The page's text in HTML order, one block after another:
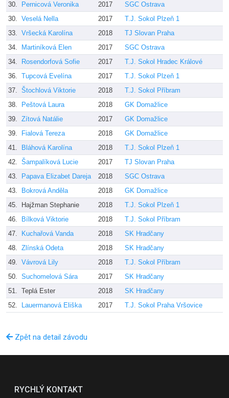
30.
Pernicová Veronika 2017
SGC Ostrava
30. Veselá Nella 2017
T.J. Sokol Plzeň 1
33. Vršecká Karolína 2018
TJ Slovan Praha
34.
Martiníková Elen 2017
SGC Ostrava
34.
Rosendorfová Sofie 2017
T.J. Sokol Hradec Králové
36. Tupcová Evelína 2017
T.J. Sokol Plzeň 1
37. Štochlová Viktorie 2018
T.J. Sokol Příbram
38.
Peštová Laura 2018
GK Domažlice
39. Zítová Natálie 2017
GK Domažlice
39.
Fialová Tereza 2018
GK Domažlice
41.
Bláhová Karolína 2018
T.J. Sokol Plzeň 1
42. Šampalíková Lucie 2017
TJ Slovan Praha
43.
Papava Elizabet Dareja 2018
SGC Ostrava
43.
Bokrová Anděla 2018
GK Domažlice
45.
Hajžman Stephanie 2018
T.J. Sokol Plzeň 1
46.
Bílková Viktorie 2018
T.J. Sokol Příbram
47.
Kuchařová Vanda 2018
SK Hradčany
48. Zlínská Odeta 2018
SK Hradčany
49. Vávrová Lily 2018
T.J. Sokol Příbram
50. Suchomelová Sára 2017
SK Hradčany
51. Teplá Ester 2018
SK Hradčany
52.
Lauermanová Eliška 2017 T.J. Sokol Praha Vršovice
Zpět na detail závodu
RYCHLÝ KONTAKT